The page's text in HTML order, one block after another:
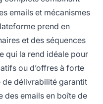
emails et mécanismes
prend en
et des séquences
qui la rend idéale pour
ou d’offres à forte
de délivrabilité garantit
des emails en boîte de